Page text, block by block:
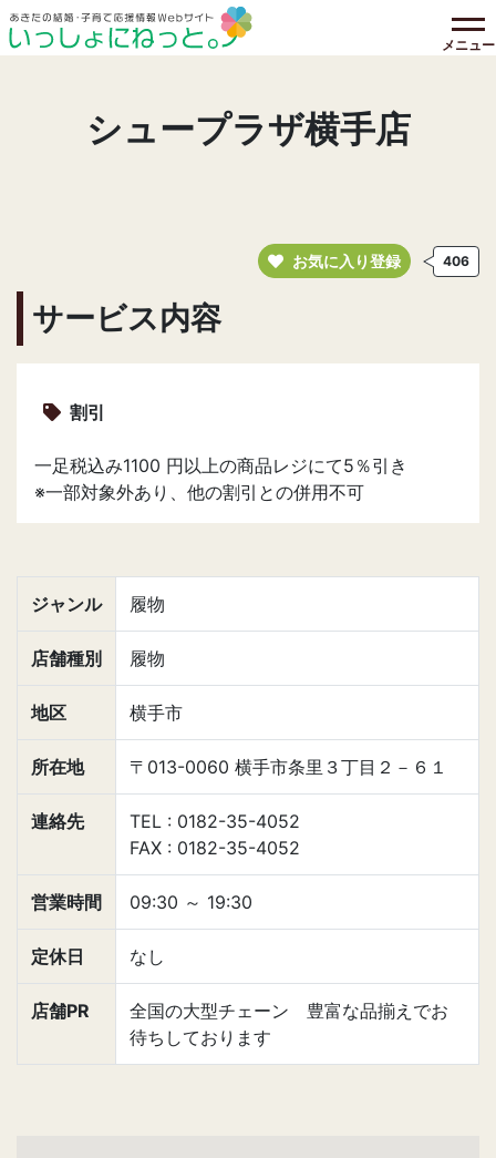
メニュー
シュープラザ横手店
お気に入り登録 406
サービス内容
割引
一足税込み1100 円以上の商品レジにて5％引き
※一部対象外あり、他の割引との併用不可
ジャンル 履物
店舗種別 履物
地区 横手市
所在地 〒013-0060 横手市条里３丁目２－６１
連絡先
TEL : 0182-35-4052
FAX : 0182-35-4052
営業時間 09:30 ～ 19:30
定休日 なし
店舗PR
全国の大型チェーン 豊富な品揃えでお
待ちしております